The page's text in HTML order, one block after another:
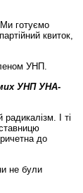
готуємо
квиток,
УНП.
УНП УНА-
І ті
до
не були